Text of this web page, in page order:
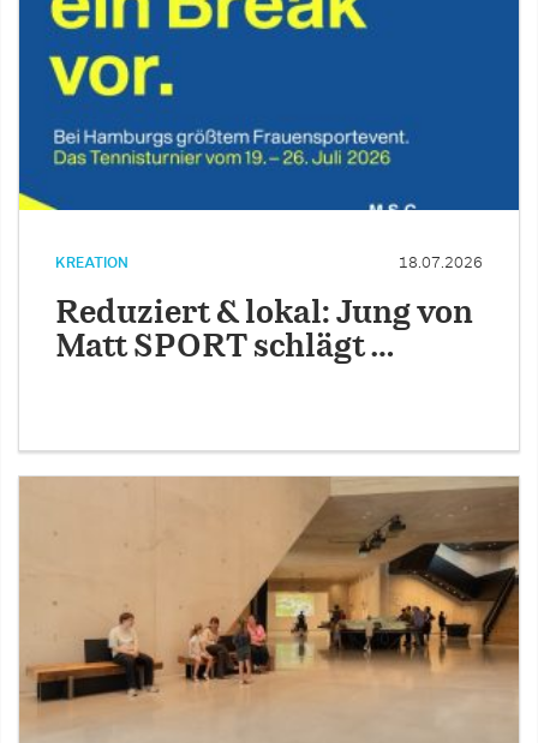
KREATION 18.07.2026
Reduziert & lokal: Jung von
Matt SPORT schlägt …